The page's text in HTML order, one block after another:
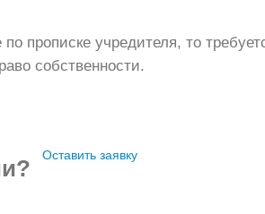
прописке учредителя, то
собственности.
Оставить заявку